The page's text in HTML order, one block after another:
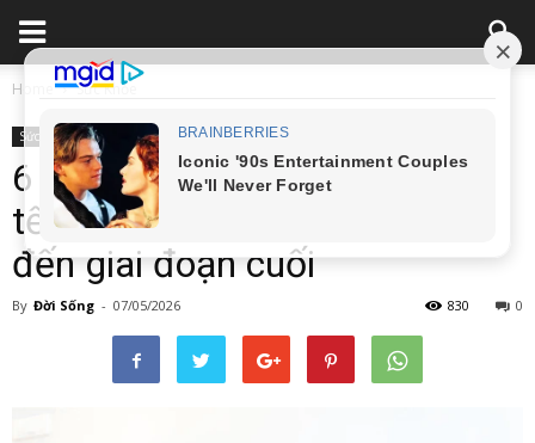
Home Sức Khỏe
Sức Khỏe
6 cơn đau xuất hiện báo hiệu
tế bào u;ng th;ư đã phát triển
đến giai đoạn cuối
By Đời Sống - 07/05/2026 0
830